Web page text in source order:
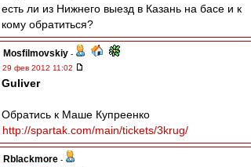
есть ли из Нижнего выезд в Казань на басе и к
кому обратиться?
Mosfilmovskiy -
29 фев 2012 11:02
Guliver
Обратись к Маше Купреенко
http://spartak.com/main/tickets/3krug/
Rblackmore -